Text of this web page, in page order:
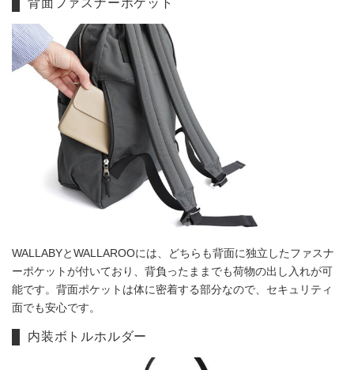
WALLABYとWALLAROOには、どちらも背面に独立したファスナ
ーポケットが付いており、背負ったままでも荷物の出し入れが可
能です。背面ポケットは体に密着する部分なので、セキュリティ
面でも安心です。
内装ボトルホルダー